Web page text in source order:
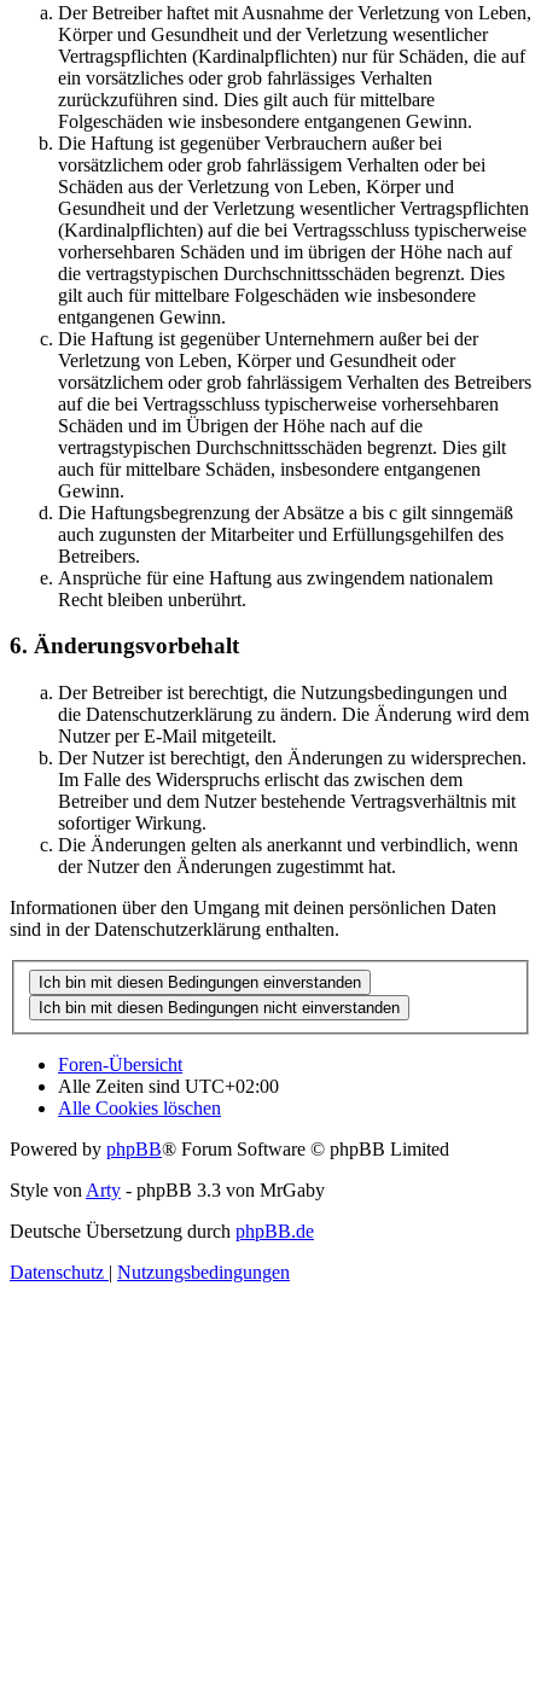
Der Betreiber haftet mit Ausnahme der Verletzung von Leben,
Körper und Gesundheit und der Verletzung wesentlicher
Vertragspflichten (Kardinalpflichten) nur für Schäden, die auf
ein vorsätzliches oder grob fahrlässiges Verhalten
zurückzuführen sind. Dies gilt auch für mittelbare
Folgeschäden wie insbesondere entgangenen Gewinn.
Die Haftung ist gegenüber Verbrauchern außer bei
vorsätzlichem oder grob fahrlässigem Verhalten oder bei
Schäden aus der Verletzung von Leben, Körper und
Gesundheit und der Verletzung wesentlicher Vertragspflichten
(Kardinalpflichten) auf die bei Vertragsschluss typischerweise
vorhersehbaren Schäden und im übrigen der Höhe nach auf
die vertragstypischen Durchschnittsschäden begrenzt. Dies
gilt auch für mittelbare Folgeschäden wie insbesondere
entgangenen Gewinn.
Die Haftung ist gegenüber Unternehmern außer bei der
Verletzung von Leben, Körper und Gesundheit oder
vorsätzlichem oder grob fahrlässigem Verhalten des Betreibers
auf die bei Vertragsschluss typischerweise vorhersehbaren
Schäden und im Übrigen der Höhe nach auf die
vertragstypischen Durchschnittsschäden begrenzt. Dies gilt
auch für mittelbare Schäden, insbesondere entgangenen
Gewinn.
Die Haftungsbegrenzung der Absätze a bis c gilt sinngemäß
auch zugunsten der Mitarbeiter und Erfüllungsgehilfen des
Betreibers.
Ansprüche für eine Haftung aus zwingendem nationalem
Recht bleiben unberührt.
6. Änderungsvorbehalt
Der Betreiber ist berechtigt, die Nutzungsbedingungen und
die Datenschutzerklärung zu ändern. Die Änderung wird dem
Nutzer per E-Mail mitgeteilt.
Der Nutzer ist berechtigt, den Änderungen zu widersprechen.
Im Falle des Widerspruchs erlischt das zwischen dem
Betreiber und dem Nutzer bestehende Vertragsverhältnis mit
sofortiger Wirkung.
Die Änderungen gelten als anerkannt und verbindlich, wenn
der Nutzer den Änderungen zugestimmt hat.
Informationen über den Umgang mit deinen persönlichen Daten
sind in der Datenschutzerklärung enthalten.
Foren-Übersicht
Alle Zeiten sind UTC+02:00
Alle Cookies löschen
Powered by phpBB® Forum Software © phpBB Limited
Style von Arty - phpBB 3.3 von MrGaby
Deutsche Übersetzung durch phpBB.de
Datenschutz | Nutzungsbedingungen